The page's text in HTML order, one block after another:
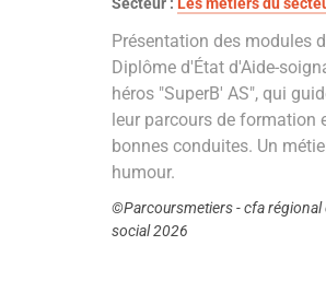
Secteur : Les métiers du
Présentation des modules
Diplôme d'État d'Aide-
héros "SuperB' AS", qui
leur parcours de formation
bonnes conduites. Un
humour.
©Parcoursmetiers - cfa régional
social 2026